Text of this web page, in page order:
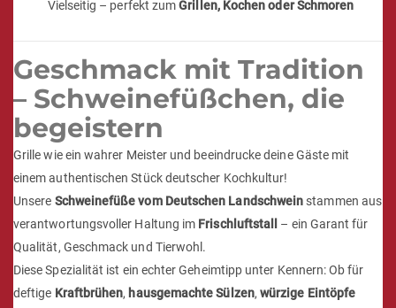
Vielseitig – perfekt zumGrillen, Kochen oder Schmoren
Geschmack mit Tradition
– Schweinefüßchen, die
begeistern
Grille wie ein wahrer Meister und beeindrucke deine Gäste mit
einem authentischen Stück deutscher Kochkultur!
Unsere Schweinefüße vom Deutschen Landschwein stammen aus
verantwortungsvoller Haltung im Frischluftstall
– ein Garant für
Qualität, Geschmack und Tierwohl.
Diese Spezialität ist ein echter Geheimtipp unter Kennern: Ob für
deftige Kraftbrühen, hausgemachte Sülzen, würzige Eintöpfe